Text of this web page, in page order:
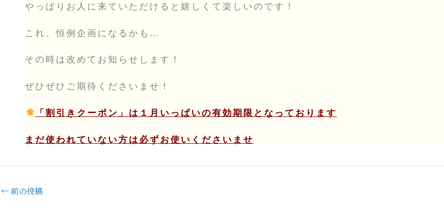
やっぱりお人に来ていただけると嬉しくて楽しいのです！
これ、恒例企画になるかも…
その時は改めてお知らせします！
ぜひぜひご期待くださいませ！
「割引きクーポン」は１月いっぱいの有効期限となっております
まだ使われていない方は必ずお使いくださいませ
←前の投稿